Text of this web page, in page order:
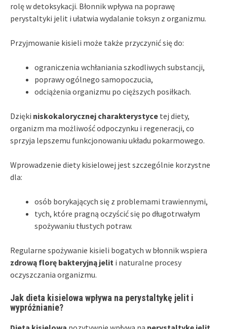
rolę w detoksykacji. Błonnik wpływa na poprawę
perystaltyki jelit i ułatwia wydalanie toksyn z organizmu.
Przyjmowanie kisieli może także przyczynić się do:
ograniczenia wchłaniania szkodliwych substancji,
poprawy ogólnego samopoczucia,
odciążenia organizmu po cięższych posiłkach.
Dzięki niskokalorycznej charakterystyce tej diety,
organizm ma możliwość odpoczynku i regeneracji, co
sprzyja lepszemu funkcjonowaniu układu pokarmowego.
Wprowadzenie diety kisielowej jest szczególnie korzystne
dla:
osób borykających się z problemami trawiennymi,
tych, które pragną oczyścić się po długotrwałym
spożywaniu tłustych potraw.
Regularne spożywanie kisieli bogatych w błonnik wspiera
zdrową florę bakteryjną jelit i naturalne procesy
oczyszczania organizmu.
Jak dieta kisielowa wpływa na perystaltykę jelit i
wypróżnianie?